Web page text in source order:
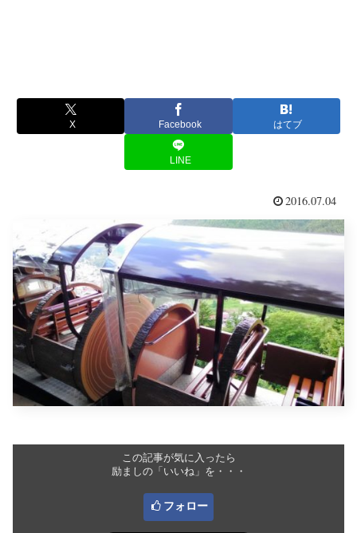
X Facebook はてブ
LINE
2016.07.04
この記事が気に入ったら
励ましの「いいね」を・・・
フォロー